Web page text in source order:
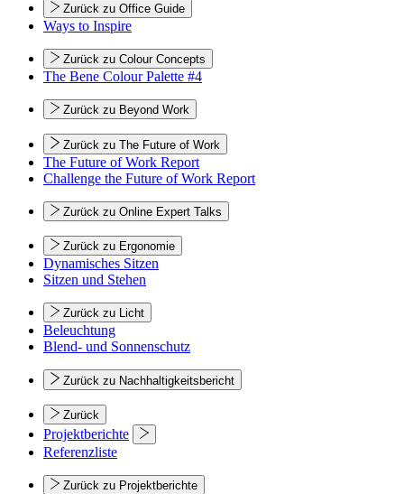
Zurück zu Office Guide
Ways to Inspire
Zurück zu Colour Concepts
The Bene Colour Palette #4
Zurück zu Beyond Work
Zurück zu The Future of Work
The Future of Work Report
Challenge the Future of Work Report
Zurück zu Online Expert Talks
Zurück zu Ergonomie
Dynamisches Sitzen
Sitzen und Stehen
Zurück zu Licht
Beleuchtung
Blend- und Sonnenschutz
Zurück zu Nachhaltigkeitsbericht
Zurück
Projektberichte
Referenzliste
Zurück zu Projektberichte